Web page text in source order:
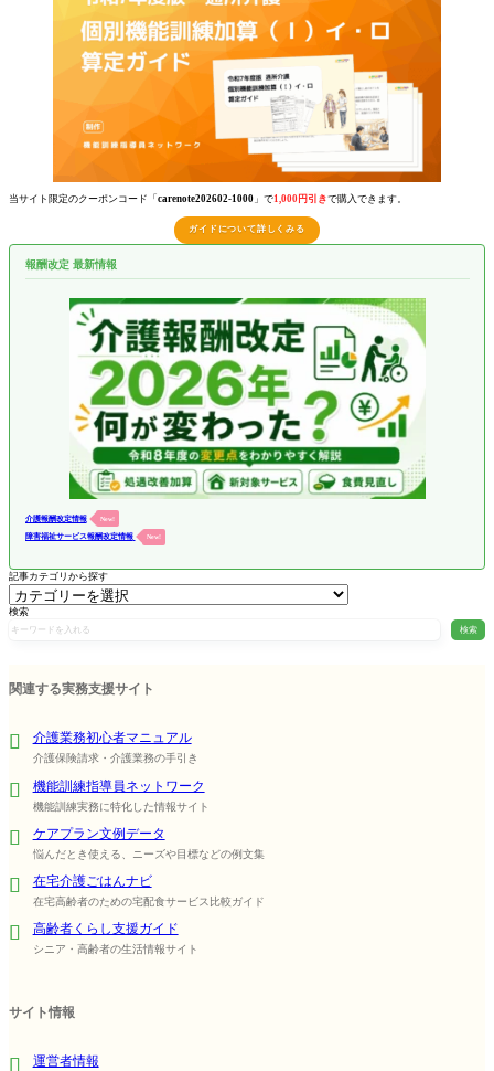
当サイト限定のクーポンコード「 carenote202602-1000 」で1,000円引きで購入できます。
ガイドについて詳しくみる
報酬改定 最新情報
介護報酬改定情報 New!
障害福祉サービス報酬改定情報 New!
記事カテゴリから探す
検索
検索
関連する実務支援サイト
介護業務初心者マニュアル
介護保険請求・介護業務の手引き
機能訓練指導員ネットワーク
機能訓練実務に特化した情報サイト
ケアプラン文例データ
悩んだとき使える、ニーズや目標などの例文集
在宅介護ごはんナビ
在宅高齢者のための宅配食サービス比較ガイド
高齢者くらし支援ガイド
シニア・高齢者の生活情報サイト
サイト情報
運営者情報